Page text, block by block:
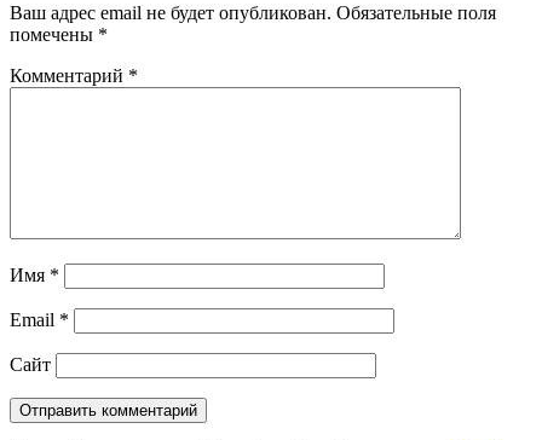
Ваш адрес email не будет опубликован. Обязательные поля
помечены *
Комментарий *
Имя *
Email *
Сайт